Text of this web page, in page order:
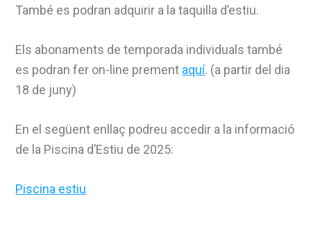
També es podran adquirir a la taquilla d’estiu.
Els abonaments de temporada individuals també
es podran fer on-line prement aquí. (a partir del dia
18 de juny)
En el següent enllaç podreu accedir a la informació
de la Piscina d’Estiu de 2025:
Piscina estiu